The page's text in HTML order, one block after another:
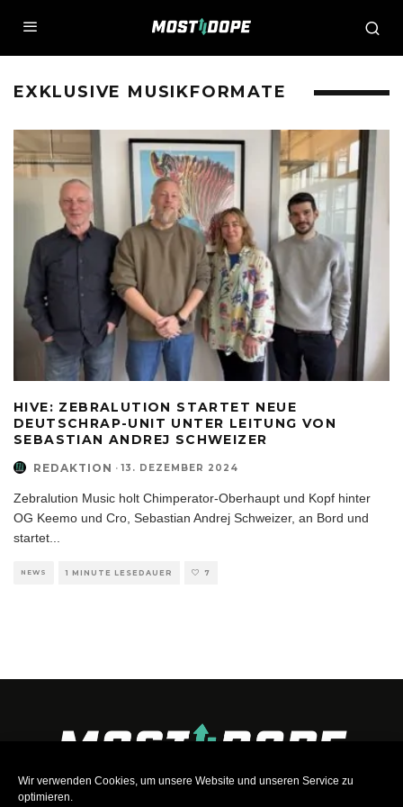
Wir verwenden Cookies, um unsere Website und unseren Service zu
optimieren.
EXKLUSIVE MUSIKFORMATE
HIVE: ZEBRALUTION STARTET NEUE
DEUTSCHRAP-UNIT UNTER LEITUNG VON
SEBASTIAN ANDREJ SCHWEIZER
REDAKTION · 13. DEZEMBER 2024
Zebralution Music holt Chimperator-Oberhaupt und Kopf hinter
OG Keemo und Cro, Sebastian Andrej Schweizer, an Bord und
startet
NEWS 1 MINUTE LESEDAUER 7